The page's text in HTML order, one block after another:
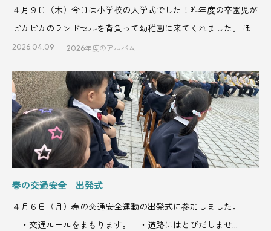
４月９日（木）今日は小学校の入学式でした！昨年度の卒園児が
ピカピカのランドセルを背負って幼稚園に来てくれました。 ほ
2026.04.09 2026年度のアルバム
春の交通安全 出発式
４月６日（月）春の交通安全運動の出発式に参加しました。
・交通ルールをまもります。 ・道路にはとびだしませ